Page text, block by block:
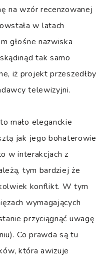
na wzór recenzowanej
w latach
głośne nazwiska
tak samo
iż projekt przeszedłby
telewizyjni.
mało eleganckie
jak jego bohaterowie
w interakcjach z
tym bardziej że
konflikt. W tym
wymagających
przyciągnąć uwagę
Co prawda są tu
która awizuje